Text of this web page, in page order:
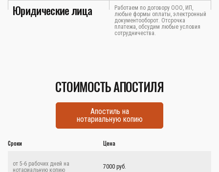
Юридические лица
Работаем по договору ООО, ИП,
любые формы оплаты, электронный
документооборот. Отсрочка
платежа, обсудим любые условия
сотрудничества.
СТОИМОСТЬ АПОСТИЛЯ
Апостиль на
нотариальную копию
Сроки Цена
от 5-6 рабочих дней на
нотариальную копию
7000 руб.